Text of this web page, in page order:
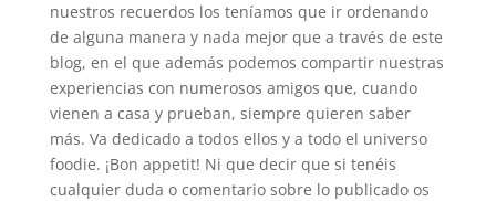
nuestros recuerdos los teníamos que ir ordenando
de alguna manera y nada mejor que a través de este
blog, en el que además podemos compartir nuestras
experiencias con numerosos amigos que, cuando
vienen a casa y prueban, siempre quieren saber
más. Va dedicado a todos ellos y a todo el universo
foodie. ¡Bon appetit! Ni que decir que si tenéis
cualquier duda o comentario sobre lo publicado os